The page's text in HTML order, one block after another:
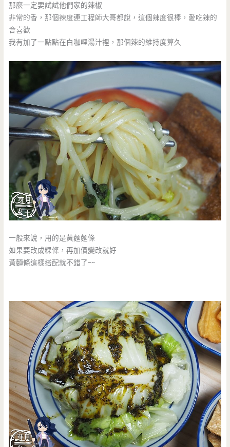
那麼一定要試試他們家的辣椒
非常的香，那個辣度連工程師大哥都說，這個辣度很棒，愛吃辣的
會喜歡
我有加了一點點在白咖哩湯汁裡，那個辣的維持度算久
一般來說，用的是黃麵麵條
如果要改成粿條，再加價變改就好
黃麵條這樣搭配就不錯了~~